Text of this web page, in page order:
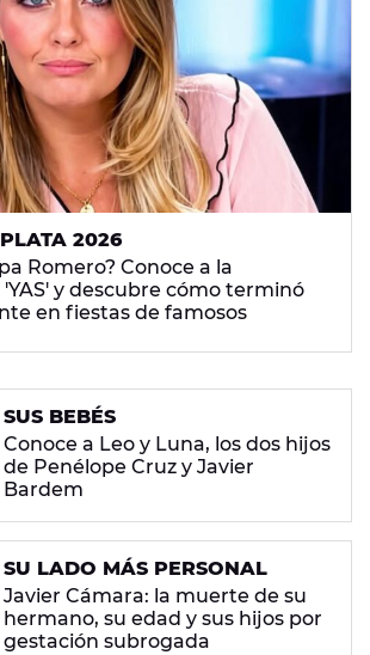
2026
Romero? Conoce a la
y descubre cómo terminó
en fiestas de famosos
SUS BEBÉS
Conoce a Leo y Luna, los dos hijos
de Penélope Cruz y Javier
Bardem
SU LADO MÁS PERSONAL
Javier Cámara: la muerte de su
hermano, su edad y sus hijos por
gestación subrogada